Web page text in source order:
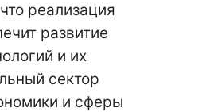
реализация
развитие
и их
сектор
и сферы